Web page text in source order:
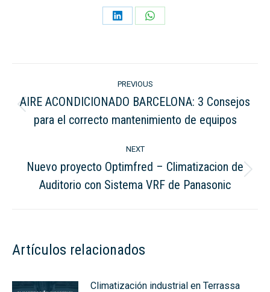
Share
Share
navigation
PREVIOUS
post:
AIRE ACONDICIONADO BARCELONA: 3 Consejos
para el correcto mantenimiento de equipos
NEXT
post:
Nuevo proyecto Optimfred – Climatizacion de
Auditorio con Sistema VRF de Panasonic
Artículos relacionados
Climatización industrial en Terrassa